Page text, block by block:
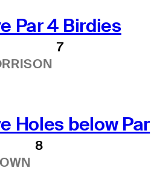
Par 4 Birdies
7
Holes below Par
8